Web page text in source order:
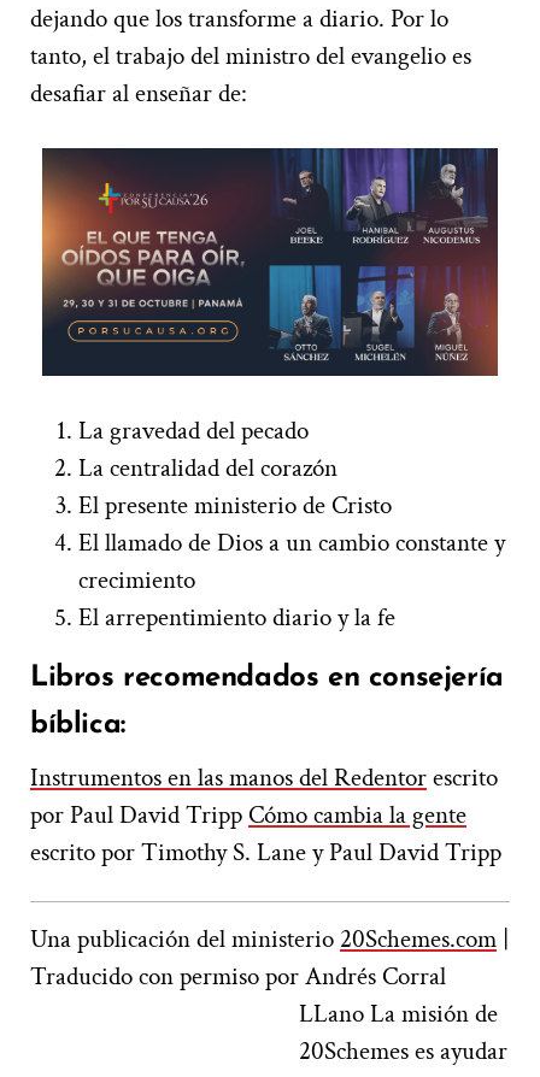
dejando que los transforme a diario. Por lo
tanto, el trabajo del ministro del evangelio es
desafiar al enseñar de:
La gravedad del pecado
La centralidad del corazón
El presente ministerio de Cristo
El llamado de Dios a un cambio constante y
crecimiento
El arrepentimiento diario y la fe
Libros recomendados en consejería
bíblica:
Instrumentos en las manos del Redentorescrito
por Paul David Tripp Cómo cambia la gente
escrito por Timothy S. Lane y Paul David Tripp
Una publicación del ministerio 20Schemes.com |
Traducido con permiso por Andrés Corral
LLanoLa misión de
20Schemes es ayudar